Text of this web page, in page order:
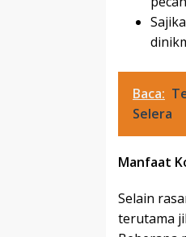
Baca:
Selera
Manfaat
Selain
terutama